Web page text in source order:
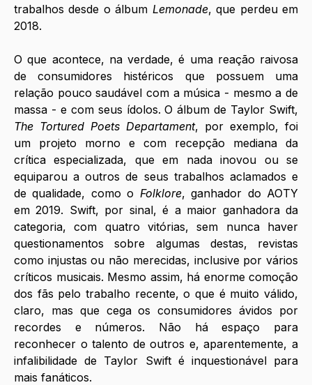
trabalhos desde o álbum Lemonade, que perdeu em
2018.
O que acontece, na verdade, é uma reação raivosa
de consumidores histéricos que possuem uma
relação pouco saudável com a música - mesmo a de
The Tortured Poets Departament, por exemplo, foi
um projeto morno e com recepção mediana da
crítica especializada, que em nada inovou ou se
equiparou a outros de seus trabalhos aclamados e
de qualidade, como o Folklore, ganhador do AOTY
em 2019. Swift, por sinal, é a maior ganhadora da
categoria, com quatro vitórias, sem nunca haver
questionamentos sobre algumas destas, revistas
como injustas ou não merecidas, inclusive por vários
críticos musicais. Mesmo assim, há enorme comoção
dos fãs pelo trabalho recente, o que é muito válido,
claro, mas que cega os consumidores ávidos por
recordes e números. Não há espaço para
reconhecer o talento de outros e, aparentemente, a
infalibilidade de Taylor Swift é inquestionável para
mais fanáticos.